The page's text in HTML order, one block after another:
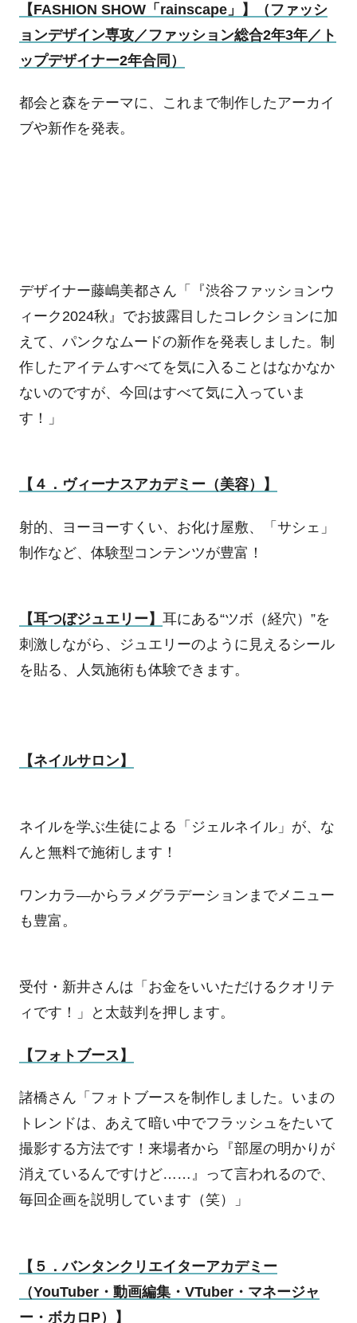
【FASHION SHOW「 rainscape」】（ファッシ
ョンデザイン専攻／ファッション総合2年3年／ト
ップデザイナー2年合同）
都会と森をテーマに、これまで制作したアーカイ
ブや新作を発表。
デザイナー藤嶋美都さん「『渋谷ファッションウ
ィーク 2024秋』でお披露目したコレクションに加
えて、パンクなムードの新作を発表しました。制
作したアイテムすべてを気に入ることはなかなか
ないのですが、今回はすべて気に入っていま
す！」
【４．ヴィーナスアカデミー（美容）】
射的、ヨーヨーすくい、お化け屋敷、「サシェ」
制作など、体験型コンテンツが豊富！
【耳つぼジュエリー】 耳にある“ツボ（経穴）”を
刺激しながら、ジュエリーのように見えるシール
を貼る、人気施術も体験できます。
【ネイルサロン】
ネイルを学ぶ生徒による「ジェルネイル」が、な
んと無料で施術します！
ワンカラ―からラメグラデーションまでメニュー
も豊富。
受付・新井さんは「お金をいいただけるクオリテ
ィです！」と太鼓判を押します。
【フォトブース】
諸橋さん「フォトブースを制作しました。いまの
トレンドは、あえて暗い中でフラッシュをたいて
撮影する方法です！来場者から『部屋の明かりが
消えているんですけど……』って言われるので、
毎回企画を説明しています（笑）」
【５．バンタンクリエイターアカデミー
（YouTuber・動画編集・ VTuber・マネージャ
ー・ボカロP）】